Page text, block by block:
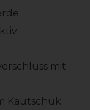
mit
Kautschuk